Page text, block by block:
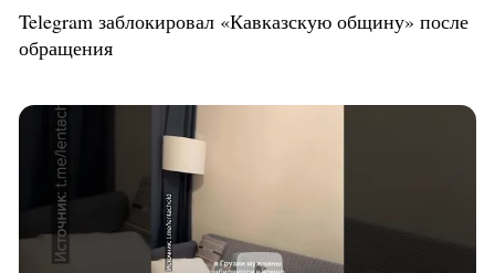
Telegram заблокировал «Кавказскую общину» после
обращения